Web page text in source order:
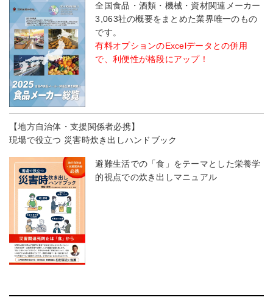
全国食品・酒類・機械・資材関連メーカー
3,063社の概要をまとめた業界唯一のもの
です。
有料オプションのExcelデータとの併用
で、利便性が格段にアップ！
【地方自治体・支援関係者必携】
現場で役立つ 災害時炊き出しハンドブック
避難生活での「食」をテーマとした栄養学
的視点での炊き出しマニュアル